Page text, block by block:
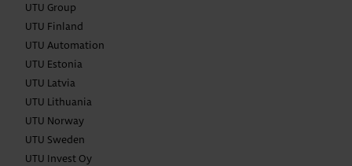
UTU Group
UTU Finland
UTU Automation
UTU Estonia
UTU Latvia
UTU Lithuania
UTU Norway
UTU Sweden
UTU Invest Oy